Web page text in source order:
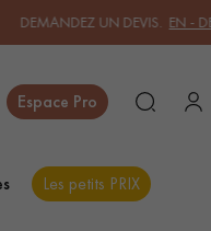
UN DEVIS.EN - DE 3 MIN
Espace Pro
Les petits PRIX